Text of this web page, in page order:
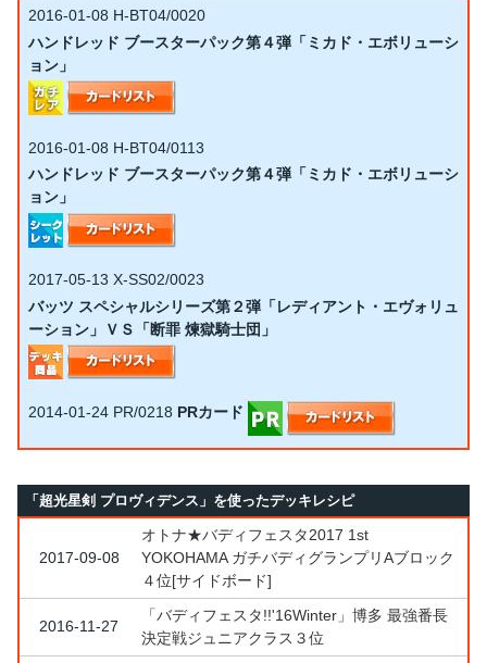
2016-01-08 H-BT04/0020
ハンドレッド ブースターパック第４弾「ミカド・エボリューシ
ョン」
2016-01-08 H-BT04/0113
ハンドレッド ブースターパック第４弾「ミカド・エボリューシ
ョン」
2017-05-13 X-SS02/0023
バッツ スペシャルシリーズ第２弾「レディアント・エヴォリュ
ーション」ＶＳ「断罪 煉獄騎士団」
2014-01-24 PR/0218 PRカード
「超光星剣 プロヴィデンス」を使ったデッキレシピ
2017-09-08
オトナ★バディフェスタ2017 1st
YOKOHAMA ガチバディグランプリAブロック
４位[サイドボード]
2016-11-27
「バディフェスタ!!'16Winter」博多 最強番長
決定戦ジュニアクラス３位